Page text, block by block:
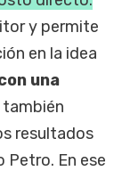
y permite
en la idea
una
también
resultados
Petro. En ese